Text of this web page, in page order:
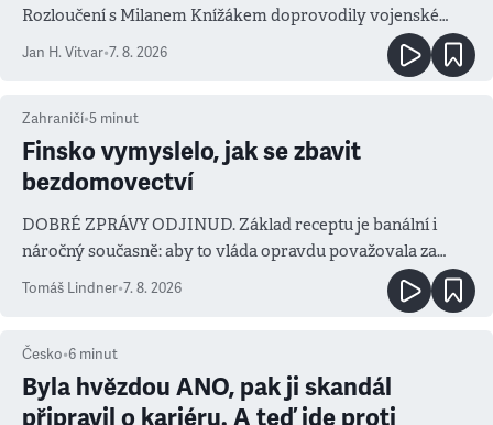
Rozloučení s Milanem Knížákem doprovodily vojenské
salvy i kritika pokrokářů
Jan H. Vitvar•7. 8. 2026
Zahraničí•5 minut
Finsko vymyslelo, jak se zbavit
bezdomovectví
DOBRÉ ZPRÁVY ODJINUD. Základ receptu je banální i
náročný současně: aby to vláda opravdu považovala za
prioritu
Tomáš Lindner•7. 8. 2026
Česko•6 minut
Byla hvězdou ANO, pak ji skandál
připravil o kariéru. A teď jde proti